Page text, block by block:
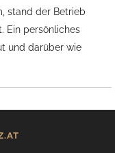
stand der Betrieb
Ein persönliches
und darüber wie